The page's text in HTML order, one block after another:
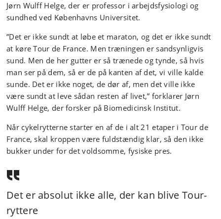
Jørn Wulff Helge, der er professor i arbejdsfysiologi og
sundhed ved Københavns Universitet.
”Det er ikke sundt at løbe et maraton, og det er ikke sundt
at køre Tour de France. Men træningen er sandsynligvis
sund. Men de her gutter er så trænede og tynde, så hvis
man ser på dem, så er de på kanten af det, vi ville kalde
sunde. Det er ikke noget, de dør af, men det ville ikke
være sundt at leve sådan resten af livet,” forklarer Jørn
Wulff Helge, der forsker på Biomedicinsk Institut.
Når cykelrytterne starter en af de i alt 21 etaper i Tour de
France, skal kroppen være fuldstændig klar, så den ikke
bukker under for det voldsomme, fysiske pres.
Det er absolut ikke alle, der kan blive Tour-
ryttere